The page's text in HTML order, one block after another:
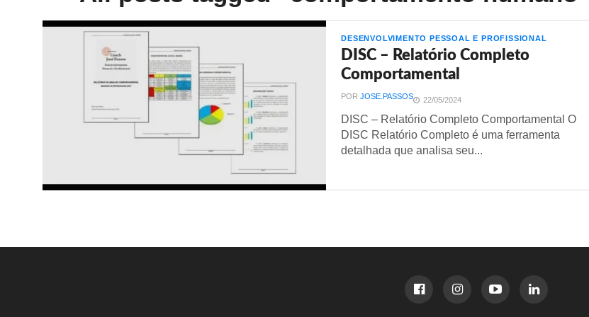
DESENVOLVIMENTO PESSOAL E PROFISSIONAL
DISC – Relatório Completo
Comportamental
PORJOSE.PASSOS 22/05/2024
DISC – Relatório Completo Comportamental O
DISC Relatório Completo é uma ferramenta
detalhada que analisa seu...